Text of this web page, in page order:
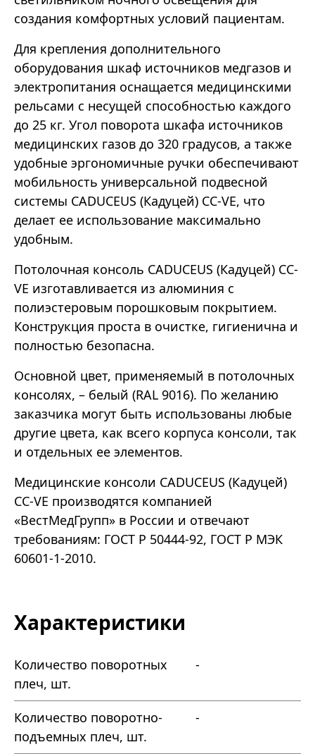
создания комфортных условий пациентам.
Для крепления дополнительного
оборудования шкаф источников медгазов и
электропитания оснащается медицинскими
рельсами с несущей способностью каждого
до 25 кг. Угол поворота шкафа источников
медицинских газов до 320 градусов, а также
удобные эргономичные ручки обеспечивают
мобильность универсальной подвесной
системы CADUCEUS (Кадуцей) CC-VE, что
делает ее использование максимально
удобным.
Потолочная консоль CADUCEUS (Кадуцей) CC-
VE изготавливается из алюминия с
полиэстеровым порошковым покрытием.
Конструкция проста в очистке, гигиенична и
полностью безопасна.
Основной цвет, применяемый в потолочных
консолях, – белый (RAL 9016). По желанию
заказчика могут быть использованы любые
другие цвета, как всего корпуса консоли, так
и отдельных ее элементов.
Медицинские консоли CADUCEUS (Кадуцей)
CC-VE производятся компанией
«ВестМедГрупп» в России и отвечают
требованиям: ГОСТ Р 50444-92, ГОСТ Р МЭК
60601-1-2010.
Характеристики
Количество поворотных
плеч, шт.
-
Количество поворотно-
подъемных плеч, шт.
-